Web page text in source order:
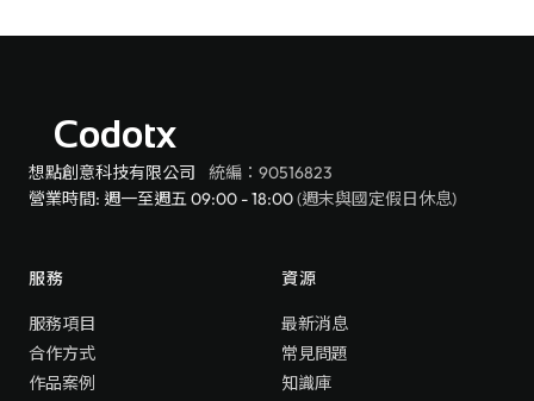
Codotx
想點創意科技有限公司
統編：90516823
營業時間: 週一至週五 09:00 - 18:00(週末與國定假日休息)
服務
服務項目
合作方式
作品案例
資源
最新消息
常見問題
知識庫